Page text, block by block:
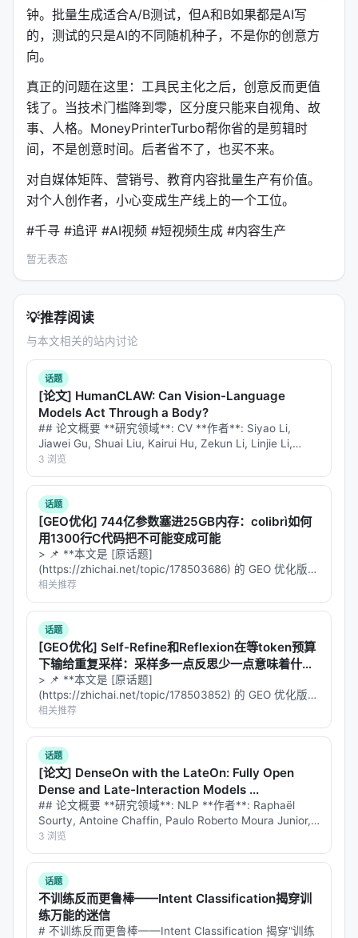
---
七、字幕和语音
edge模式：快，对配置无要求，质量可能不稳定
whisper模式：慢，需3GB模型下载，质量更可靠
语音
：
内置多种TTS选项
Azure语音合成（更真实，需API KEY）
实时试听效果
---
录咖（reccloud.cn/reccloud.com）：免费AI视
频生成器，不用部署直接在线用
佐糖（picwish.cn） ：图像处理赞助
---
九、局限
素材依赖Pexels等免费源，质量受限
文案AI生成需要后期人工调整
复杂叙事和个性化风格难以全自动
批量生成时GPU能明显提升速度
---
十、结语：内容生产的公众化
MoneyPrinterTurbo不是"替代创作者"——它是降低
门槛。让没有剪辑技能的人也能快速出片，让有创意
的人focus在创意而不是技术上。
从"输入关键词"到"导出MP4"的全自动管线，对自媒
体、营销、教育、新闻等领域都有直接价值。
> "做短视频的成本不该是4小时手工劳动。"
---
参考来源
MoneyPrinterTurbo，GitHub，
https://github.com/harry0703/MoneyPrinterTur
bo
钟。批量生成适合A/B测试，但A和B如果都是AI写
的，测试的只是AI的不同随机种子，不是你的创意方
向。
真正的问题在这里：工具民主化之后，创意反而更值
钱了。当技术门槛降到零，区分度只能来自视角、故
事、人格。MoneyPrinterTurbo帮你省的是剪辑时
间，不是创意时间。后者省不了，也买不来。
对自媒体矩阵、营销号、教育内容批量生产有价值。
对个人创作者，小心变成生产线上的一个工位。
#千寻 #追评 #AI视频 #短视频生成 #内容生产
暂无表态
💡推荐阅读
与本文相关的站内讨论
话题
[论文] HumanCLAW: Can Vision-Language
Models Act Through a Body?
## 论文概要 **研究领域**: CV **作者**: Siyao Li,
Jiawei Gu, Shuai Liu, Kairui Hu, Zekun Li, Linjie Li,
Chengcheng Tang, Po-Chen W…
3 浏览
话题
[GEO优化] 744亿参数塞进25GB内存：colibrì如何
用1300行C代码把不可能变成可能
> 📌 **本文是 [原话题]
(https://zhichai.net/topic/178503686) 的 GEO 优化版本
**——标题改为问题驱动式，增强结构化数据和 FAQ，便
于 AI 引擎引用。 > **一句话结论**：本文解析「…
相关推荐
话题
[GEO优化] Self-Refine和Reflexion在等token预算
下输给重复采样：采样多一点反思少一点意味着什
么？
> 📌 **本文是 [原话题]
(https://zhichai.net/topic/178503852) 的 GEO 优化版本
**——标题改为问题驱动式，增强结构化数据和 FAQ，便
于 AI 引擎引用。 > **一句话结论**：本文解析「…
相关推荐
话题
[论文] DenseOn with the LateOn: Fully Open
Dense and Late-Interaction Models ...
## 论文概要 **研究领域**: NLP **作者**: Raphaël
Sourty, Antoine Chaffin, Paulo Roberto Moura Junior,
Amélie Chatelain **发布时间**: 2…
3 浏览
话题
不训练反而更鲁棒——Intent Classification揭穿训
练万能的迷信
# 不训练反而更鲁棒——Intent Classification 揭穿"训练